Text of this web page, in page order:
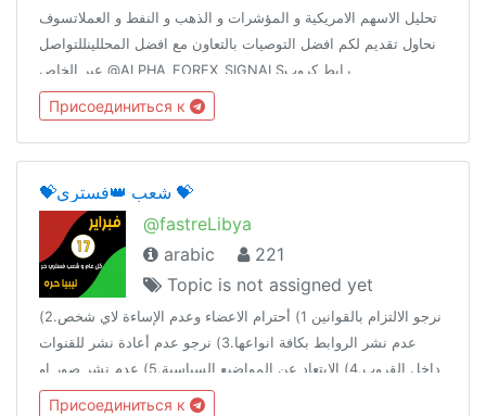
تحليل الاسهم الامريكية و المؤشرات و الذهب و النفط و العملاتسوف
نحاول تقديم لكم افضل التوصيات بالتعاون مع افضل المحللينللتواصل
عبر الخاص @ALPHA_FOREX_SIGNALSرابط كروب
Присоединиться к
💝شعب 👑فستري 💝
@fastreLibya
arabic
221
Topic is not assigned yet
نرجو الالتزام بالقوانين 1) أحترام الاعضاء وعدم الإساءة لاي شخص.2)
عدم نشر الروابط بكافة انواعها.3) نرجو عدم أعادة نشر للقنوات
داخل القروب.4) الابتعاد عن المواضيع السياسية.5) عدم نشر صور او
Присоединиться к